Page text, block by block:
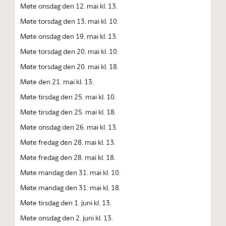
Møte onsdag den 12. mai kl. 13.
Møte torsdag den 13. mai kl. 10.
Møte onsdag den 19. mai kl. 13.
Møte torsdag den 20. mai kl. 10.
Møte torsdag den 20. mai kl. 18.
Møte den 21. mai kl. 13.
Møte tirsdag den 25. mai kl. 10.
Møte tirsdag den 25. mai kl. 18.
Møte onsdag den 26. mai kl. 13.
Møte fredag den 28. mai kl. 13.
Møte fredag den 28. mai kl. 18.
Møte mandag den 31. mai kl. 10.
Møte mandag den 31. mai kl. 18.
Møte tirsdag den 1. juni kl. 13.
Møte onsdag den 2. juni kl. 13.